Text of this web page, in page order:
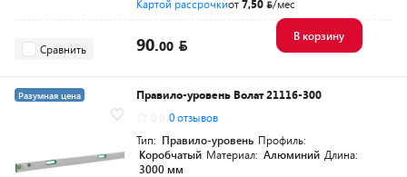
Картой рассрочкиот7,50 /мес
Сравнить 90.00
В корзину
Разумная цена
Правило-уровень Волат 21116-300
0 отзывов
Тип: Правило-уровень Профиль:
Коробчатый Материал: Алюминий Длина:
3000 мм